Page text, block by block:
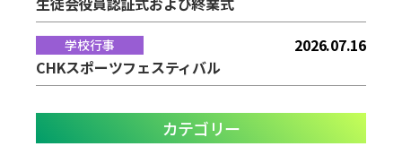
学校行事
2026.07.16
CHKスポーツフェスティバル
カテゴリー